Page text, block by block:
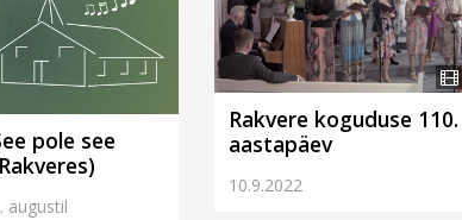
pole see
augustil
Rakvere koguduse 110.
aastapäev
10.9.2022